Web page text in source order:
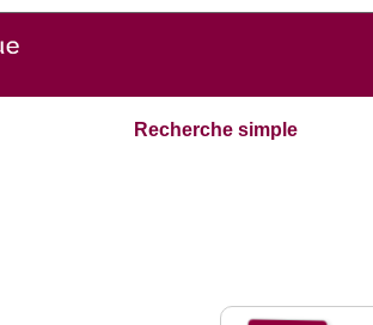
Recherche simple